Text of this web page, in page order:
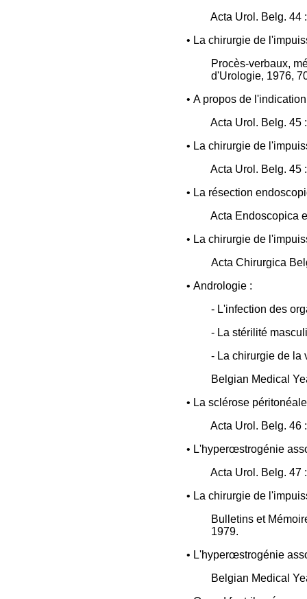
Acta Urol. Belg. 44
• La chirurgie de
Procès-verbaux,
d'Urologie, 1976,
• A propos de
Acta Urol. Belg. 45
• La chirurgie de
Acta Urol. Belg. 45
• La résection
Acta Endoscopica
• La chirurgie de
Acta Chirurgica
• Andrologie :
- L'infection des
- La stérilité
- La chirurgie de la
Belgian Medical
• La sclérose
Acta Urol. Belg. 46
• L'hyperœstrogénie
Acta Urol. Belg. 47
• La chirurgie de
Bulletins et
1979.
• L'hyperœstrogénie
Belgian Medical